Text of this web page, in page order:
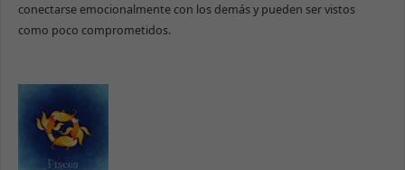
conectarse emocionalmente con los demás y pueden ser vistos
como poco comprometidos.